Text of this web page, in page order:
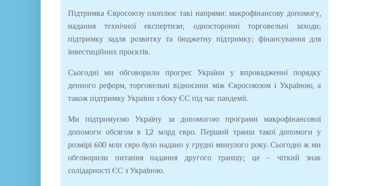
Підтримка Євросоюзу охоплює такі напрями: макрофінансову допомогу,
надання технічної експертизи; односторонні торговельні заходи;
підтримку задля розвитку та бюджетну підтримку; фінансування для
інвестиційних проєктів.
Сьогодні ми обговорили прогрес України у впровадженні порядку
денного реформ, торговельні відносини між Євросоюзом і Україною, а
також підтримку України з боку ЄС під час пандемії.
Ми підтримуємо Україну за допомогою програми макрофінансової
допомоги обсягом в 1,2 млрд євро. Перший транш такої допомоги у
розмірі 600 млн євро було надано у грудні минулого року. Сьогодні ж ми
обговорили питання надання другого траншу; це – чіткий знак
солідарності ЄС з Україною.